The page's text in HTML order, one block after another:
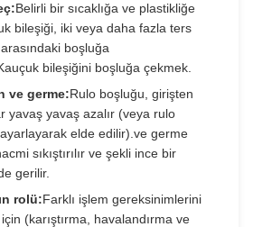
Belirli bir sıcaklığa ve plastikliğe
bileşiği, iki veya daha fazla ters
boşluğa
bileşiğini boşluğa çekmek.
ve germe:Rulo boşluğu, girişten
yavaş yavaş azalır (veya rulo
ayarlayarak elde edilir).ve germe
sıkıştırılır ve şekli ince bir
gerilir.
rolü:Farklı işlem gereksinimlerini
(karıştırma, havalandırma ve